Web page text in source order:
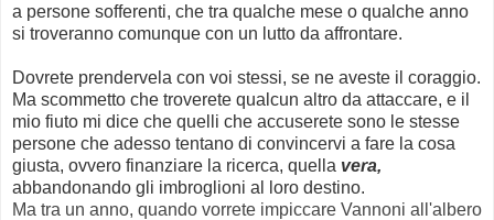
a persone sofferenti, che tra qualche mese o qualche anno
si troveranno comunque con un lutto da affrontare.
Dovrete prendervela con voi stessi, se ne aveste il coraggio.
Ma scommetto che troverete qualcun altro da attaccare, e il
mio fiuto mi dice che quelli che accuserete sono le stesse
persone che adesso tentano di convincervi a fare la cosa
giusta, ovvero finanziare la ricerca, quella vera,
abbandonando gli imbroglioni al loro destino.
Ma tra un anno, quando vorrete impiccare Vannoni all'albero